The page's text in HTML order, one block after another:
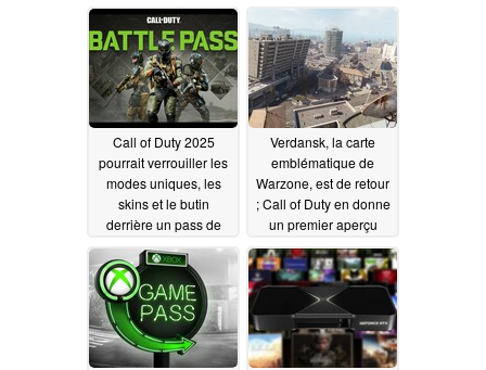
06/05/2025
dans les ventes de
consoles05/09/2025
Call of Duty 2025
pourrait verrouiller les
modes uniques, les
skins et le butin
derrière un pass de
combat05/05/2025
Verdansk, la carte
emblématique de
Warzone, est de retour
; Call of Duty en donne
un premier aperçu
03/25/2025